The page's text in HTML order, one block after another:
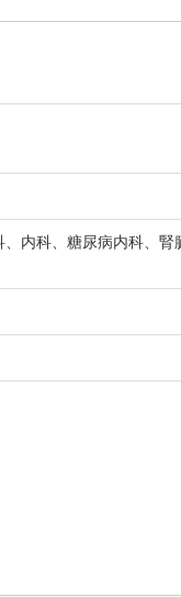
内科、糖尿病内科、腎